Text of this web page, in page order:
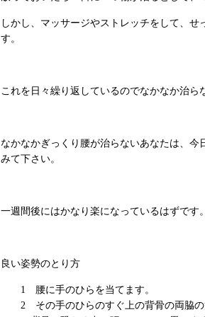
しかし、マッサージやストレッチをして、
す。
これを日々繰り返しているのでなかなか治ら
なかなかぎっくり腰が治らないあなたは、
みて下さい。
一週間後にはかなり楽になっているはずです
良い姿勢のとり方
腰に手のひらを当てます。
その手のひらのすぐ上の背骨の両脇